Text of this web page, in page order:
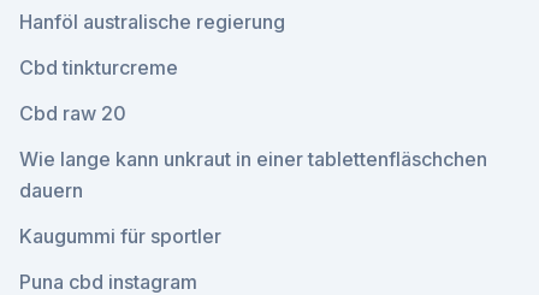
Hanföl australische regierung
Cbd tinkturcreme
Cbd raw 20
Wie lange kann unkraut in einer tablettenfläschchen
dauern
Kaugummi für sportler
Puna cbd instagram